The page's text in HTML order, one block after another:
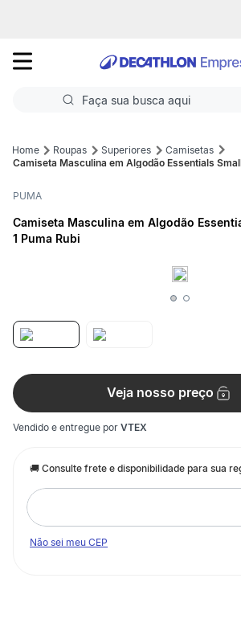
Faça sua busca aqui
3º Basquete
Roupas Superiores
Camisetas
Camiseta Masculina em Algodão Essentials
PUMA
Camiseta Masculina em Algodão
1 Puma Rubi
Veja nosso preço
Vendido e entregue por VTEX
Não sei meu CEP